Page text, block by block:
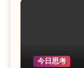
今日思考